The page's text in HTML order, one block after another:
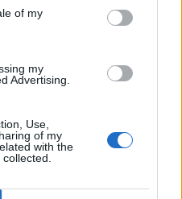
of my
my
Advertising.
Use,
of my
with the
en el
Parlamento
Europeo y del
los datos aportados serán
de informarle sobre las
regulado, así como la